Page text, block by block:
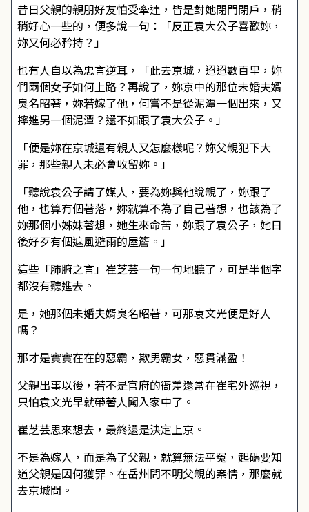
昔日父親的親朋好友怕受牽連，皆是對她閉門閉戶，稍
稍好心一些的，便多說一句：「反正袁大公子喜歡妳，
妳又何必矜持？」
也有人自以為忠言逆耳，「此去京城，迢迢數百里，妳
們兩個女子如何上路？再說了，妳京中的那位未婚夫婿
臭名昭著，妳若嫁了他，何嘗不是從泥潭一個出來，又
摔進另一個泥潭？還不如跟了袁大公子。」
「便是妳在京城還有親人又怎麼樣呢？妳父親犯下大
罪，那些親人未必會收留妳。」
「聽說袁公子請了媒人，要為妳與他說親了，妳跟了
他，也算有個著落，妳就算不為了自己著想，也該為了
妳那個小姊妹著想，她生來命苦，妳跟了袁公子，她日
後好歹有個遮風避雨的屋簷。」
這些「肺腑之言」崔芝芸一句一句地聽了，可是半個字
都沒有聽進去。
是，她那個未婚夫婿臭名昭著，可那袁文光便是好人
嗎？
那才是實實在在的惡霸，欺男霸女，惡貫滿盈！
父親出事以後，若不是官府的衙差還常在崔宅外巡視，
只怕袁文光早就帶著人闖入家中了。
崔芝芸思來想去，最終還是決定上京。
不是為嫁人，而是為了父親，就算無法平冤，起碼要知
道父親是因何獲罪。在岳州問不明父親的案情，那麼就
去京城問。